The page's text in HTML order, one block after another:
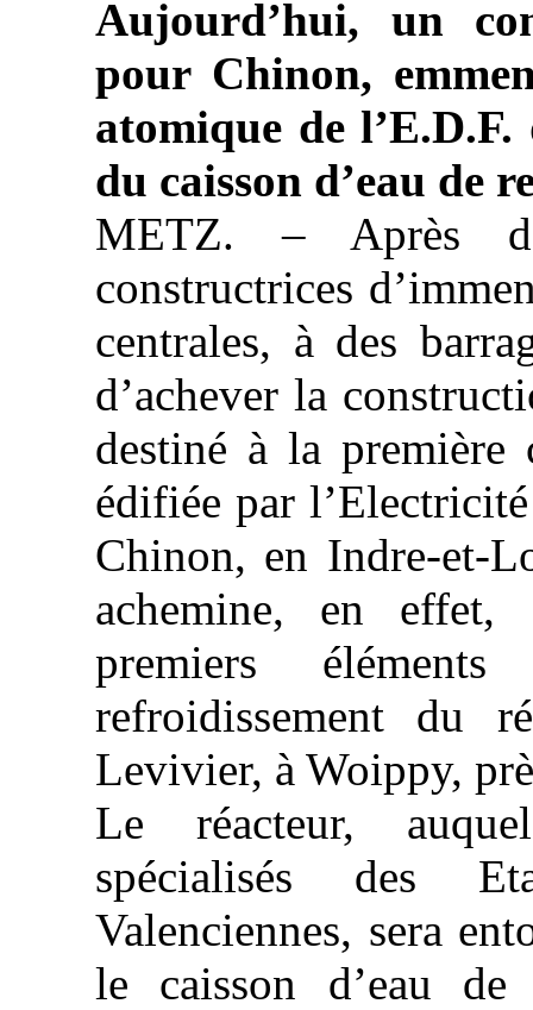
Aujourd’hui, un
pour Chinon,
atomique de l’E.D.F.
du caisson d’eau de
METZ. – Après
constructrices
centrales, à des
d’achever la
destiné à la première
édifiée par
Chinon, en Indre-et-
achemine, en effet,
premiers
refroidissement du
Levivier, à Woippy,
Le réacteur,
spécialisés des
Valenciennes, sera
le caisson d’eau